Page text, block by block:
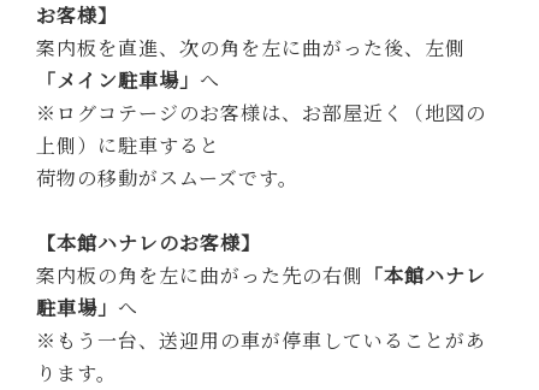
お客様】
案内板を直進、次の角を左に曲がった後、左側
「メイン駐車場」 へ
※ログコテージのお客様は、お部屋近く（地図の
上側）に駐車すると
荷物の移動がスムーズです。
【本館ハナレのお客様】
案内板の角を左に曲がった先の右側 「本館ハナレ
駐車場」 へ
※もう一台、送迎用の車が停車していることがあ
ります。